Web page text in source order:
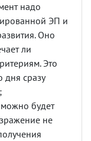
надо
ЭП и
Оно
ли
Это
дня сразу
будет
не